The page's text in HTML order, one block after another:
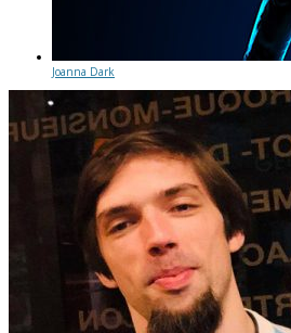
Joanna Dark